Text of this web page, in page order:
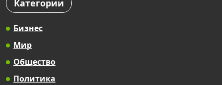
Категории
Бизнес
Мир
Общество
Политика